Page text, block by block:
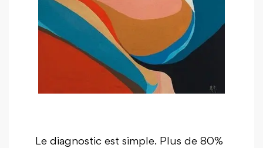
Le diagnostic est simple. Plus de 80%